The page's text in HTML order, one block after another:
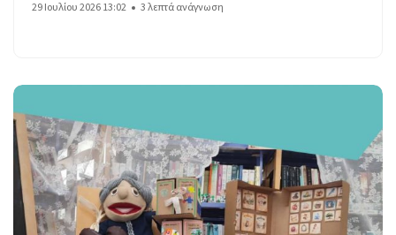
29 Ιουλίου 2026 13:02 3 λεπτά ανάγνωση